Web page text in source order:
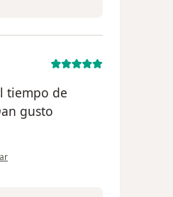
tiempo de
gusto
del usuario Andrea L.